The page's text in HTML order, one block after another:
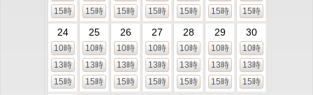
15時
15時
15時
15時
15時
15時
15時
24
10時
13時
15時
25
10時
13時
15時
26
10時
13時
15時
27
10時
13時
15時
28
10時
13時
15時
29
10時
13時
15時
30
10時
13時
15時